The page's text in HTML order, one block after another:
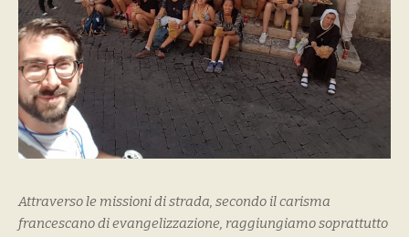
Attraverso le missioni di strada, secondo il carisma
francescano di evangelizzazione, raggiungiamo soprattutto